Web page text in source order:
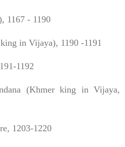
1167 - 1190
in Vijaya), 1190 -1191
1192
(Khmer king in Vijaya,
1203-1220